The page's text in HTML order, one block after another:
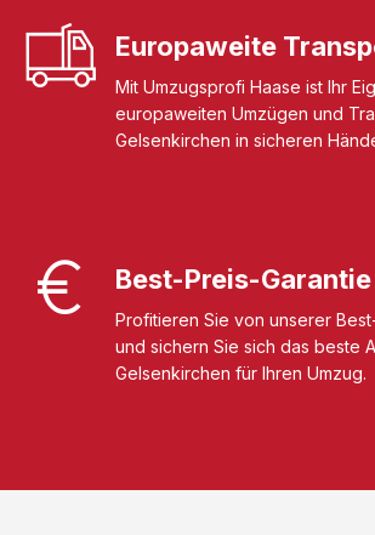
Europaweite
Mit Umzugsprofi Haase ist Ihr
europaweiten Umzügen und
Gelsenkirchen in sicheren
Best-Preis-Garantie
Profitieren Sie von unserer
und sichern Sie sich das beste
Gelsenkirchen für Ihren Umzug.